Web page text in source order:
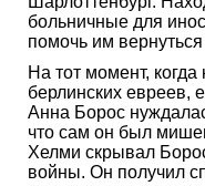
больничные для
помочь им
На тот момент,
берлинских евреев,
Анна Борос
что сам он был
Хелми скрывал
войны. Он получил